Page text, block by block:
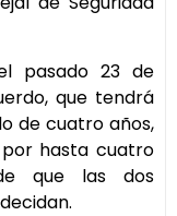
pasado 23 de
que tendrá
de cuatro años,
hasta cuatro
que las dos